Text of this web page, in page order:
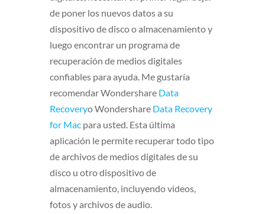
de poner los nuevos datos a su
dispositivo de disco o almacenamiento y
luego encontrar un programa de
recuperación de medios digitales
confiables para ayuda. Me gustaría
recomendar Wondershare Data
Recoveryo Wondershare Data Recovery
for Mac para usted. Esta última
aplicación le permite recuperar todo tipo
de archivos de medios digitales de su
disco u otro dispositivo de
almacenamiento, incluyendo videos,
fotos y archivos de audio.